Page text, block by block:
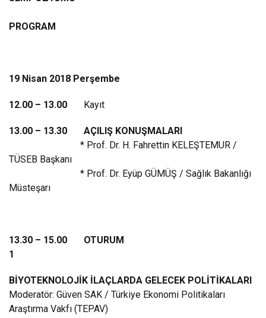
PROGRAM
19 Nisan 2018 Perşembe
12.00 – 13.00 Kayıt
13.00 – 13.30 AÇILIŞ KONUŞMALARI
* Prof. Dr. H. Fahrettin KELEŞTEMUR /
TÜSEB Başkanı
* Prof. Dr. Eyüp GÜMÜŞ / Sağlık Bakanlığı
Müsteşarı
13.30 – 15.00 OTURUM
1
BİYOTEKNOLOJİK İLAÇLARDA GELECEK POLİTİKALARI
Moderatör: Güven SAK / Türkiye Ekonomi Politikaları
Araştırma Vakfı (TEPAV)